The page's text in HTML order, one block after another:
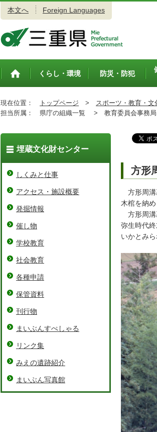
本文へ Foreign Languages
トップペ
くらし・環境 防災・防犯
現在位置： トップページ > スポーツ・教育・文
担当所属：
県庁の組織一覧 > 教育委員会事務
方形
方形周溝
木棺を納
方形周溝
弥生時代
いかとみら
埋蔵文化財センター
しくみと仕事
アクセス・施設概要
発掘情報
催し物
学校教育
社会教育
各種申請
保管資料
刊行物
まいぶんすぺしゃる
リンク集
みえの遺跡紹介
まいぶん写真館